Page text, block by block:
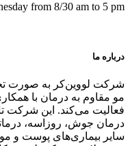
from 8/30 am to 5 pm
درباره ما
شرکت لووین‌کر به صورت
مو مقاوم به درمان با
فعالیت می‌کند. این شرکت
درمان جوش، روزاسه،
سایر بیماری‌های پوست و